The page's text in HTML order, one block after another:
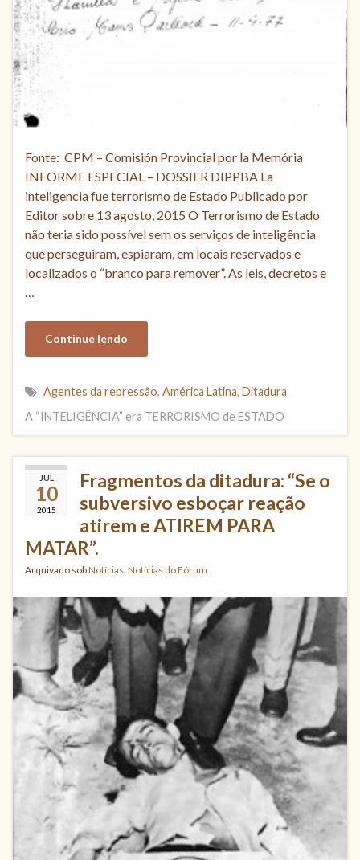
Fonte: CPM – Comisión Provincial por la Memória
INFORME ESPECIAL – DOSSIER DIPPBA La
inteligencia fue terrorismo de Estado Publicado por
Editor sobre 13 agosto, 2015 O Terrorismo de Estado
não teria sido possível sem os serviços de inteligência
que perseguiram, espiaram, em locais reservados e
localizados o “branco para remover”. As leis, decretos e
…
Continue lendo
Agentes da repressão, América Latina, Ditadura
A “INTELIGÊNCIA” era TERRORISMO de ESTADO
JUL
10
2015
Fragmentos da ditadura: “Se o
subversivo esboçar reação
atirem e ATIREM PARA
MATAR”.
Arquivado sobNotícias, Notícias do Fórum